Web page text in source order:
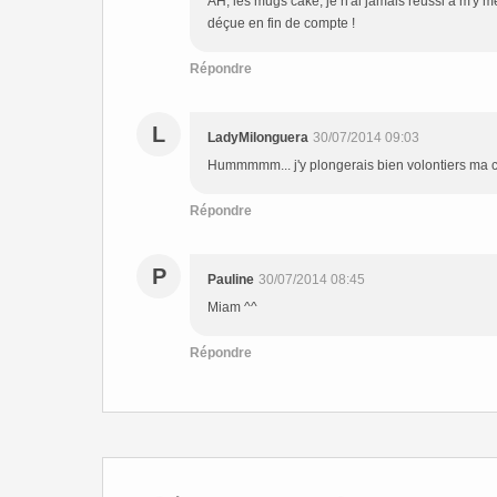
déçue en fin de compte !
Répondre
L LadyMilonguera 30/07/2014 09:03
Hummmmm... j'y plongerais bien volontiers ma
Répondre
P Pauline 30/07/2014 08:45
Miam ^^
Répondre